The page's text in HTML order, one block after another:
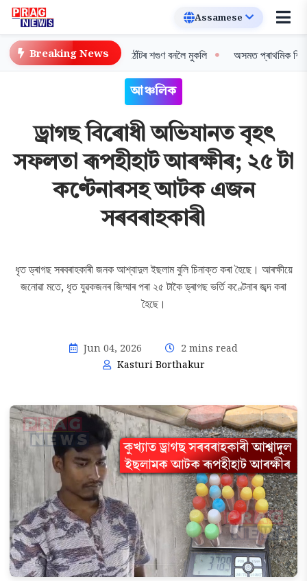
Breaking News
দিগন্ত: বিশ্বৰ প্ৰথম সৰুঠোঁটৰ শগুণ বনলৈ মুকলি অসমত প্ৰাথমিক
আঞ্চলিক
ড্ৰাগছ বিৰোধী অভিযানত বৃহৎ
সফলতা ৰূপহীহাট আৰক্ষীৰ; ২৫ টা
কণ্টেনাৰসহ আটক এজন
সৰবৰাহকাৰী
ধৃত ড্ৰাগছ সৰবৰাহকাৰী জনক আশ্বাদুল ইছলাম বুলি চিনাক্ত কৰা হৈছে। আৰক্ষীয়ে
জনোৱা মতে, ধৃত যুৱকজনৰ জিম্মাৰ পৰা ২৫ টাকৈ ড্ৰাগছ ভৰ্তি কণ্টেনাৰ জব্দ কৰা
হৈছে।
Jun 04, 2026
2 mins read
Kasturi Borthakur